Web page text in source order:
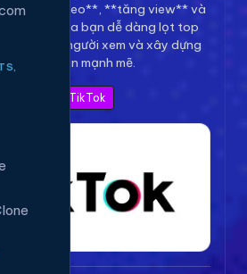
tim video**, **tăng view** và
video của bạn dễ dàng lọt top
hàng triệu người xem và xây dựng
cá nhân mạnh mẽ.
Bảng Giá TikTok